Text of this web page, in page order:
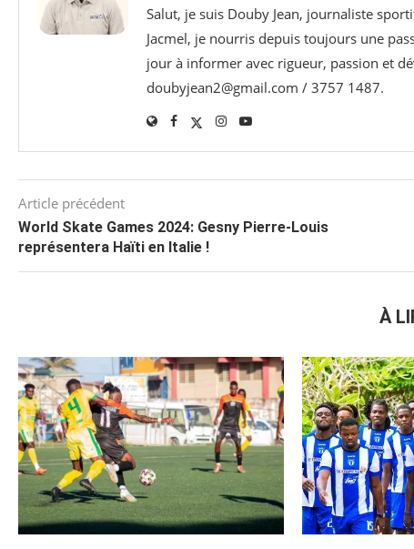
Salut, je suis Douby Jean, journaliste
Jacmel, je nourris depuis toujours une
jour à informer avec rigueur, passion et
doubyjean2@gmail.com / 3757 1487.
Article précédent
World Skate Games 2024: Gesny Pierre-Louis
représentera Haïti en Italie !
À